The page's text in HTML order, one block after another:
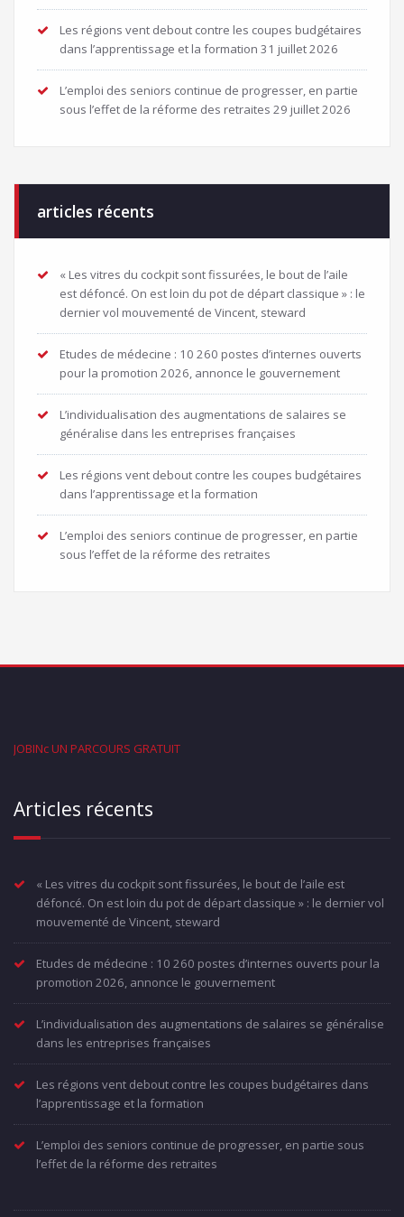
Les régions vent debout contre les coupes budgétaires
dans l’apprentissage et la formation 31 juillet 2026
L’emploi des seniors continue de progresser, en partie
sous l’effet de la réforme des retraites 29 juillet 2026
articles récents
« Les vitres du cockpit sont fissurées, le bout de l’aile
est défoncé. On est loin du pot de départ classique » : le
dernier vol mouvementé de Vincent, steward
Etudes de médecine : 10 260 postes d’internes ouverts
pour la promotion 2026, annonce le gouvernement
L’individualisation des augmentations de salaires se
généralise dans les entreprises françaises
Les régions vent debout contre les coupes budgétaires
dans l’apprentissage et la formation
L’emploi des seniors continue de progresser, en partie
sous l’effet de la réforme des retraites
JOBINc UN PARCOURS GRATUIT
Articles récents
« Les vitres du cockpit sont fissurées, le bout de l’aile est
défoncé. On est loin du pot de départ classique » : le dernier vol
mouvementé de Vincent, steward
Etudes de médecine : 10 260 postes d’internes ouverts pour la
promotion 2026, annonce le gouvernement
L’individualisation des augmentations de salaires se généralise
dans les entreprises françaises
Les régions vent debout contre les coupes budgétaires dans
l’apprentissage et la formation
L’emploi des seniors continue de progresser, en partie sous
l’effet de la réforme des retraites